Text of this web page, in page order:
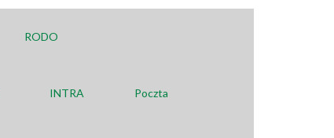
RODO
INTRA Poczta